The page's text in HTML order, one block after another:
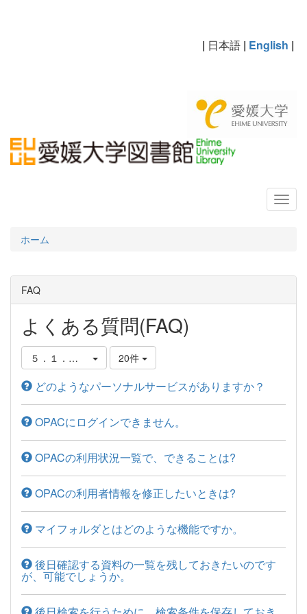
| 日本語 | English |
ホーム
FAQ
よくある質問(FAQ)
５．１．パーソナルサービスについて
20件
どのようなパーソナルサービスがありますか？
OPACにログインできません。
OPACの利用状況一覧で、できることは?
OPACの利用者情報を修正したいときは?
マイフォルダとはどのような機能ですか。
後日確認する資料の一覧を残しておきたいのです
が、可能でしょうか。